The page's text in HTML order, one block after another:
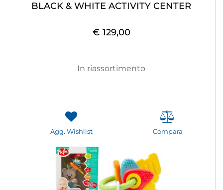
BLACK & WHITE ACTIVITY CENTER
€ 129,00
In riassortimento
Agg. Wishlist Compara